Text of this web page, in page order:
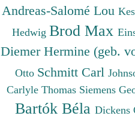
Andreas-Salomé Lou
Hedwig Brod Max
Diemer Hermine (geb.
Otto Schmitt Carl
Carlyle Thomas Siemens
Bartók Béla Dickens